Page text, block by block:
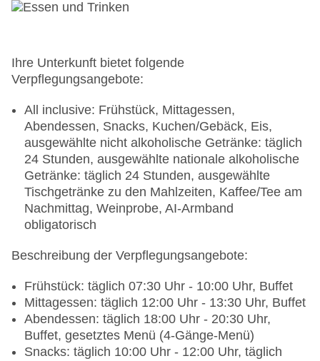
Ihre Unterkunft bietet folgende
Verpflegungsangebote:
All inclusive: Frühstück, Mittagessen,
Abendessen, Snacks, Kuchen/Gebäck, Eis,
ausgewählte nicht alkoholische Getränke: täglich
24 Stunden, ausgewählte nationale alkoholische
Getränke: täglich 24 Stunden, ausgewählte
Tischgetränke zu den Mahlzeiten, Kaffee/Tee am
Nachmittag, Weinprobe, AI-Armband
obligatorisch
Beschreibung der Verpflegungsangebote:
Frühstück: täglich 07:30 Uhr - 10:00 Uhr, Buffet
Mittagessen: täglich 12:00 Uhr - 13:30 Uhr, Buffet
Abendessen: täglich 18:00 Uhr - 20:30 Uhr,
Buffet, gesetztes Menü (4-Gänge-Menü)
Snacks: täglich 10:00 Uhr - 12:00 Uhr, täglich